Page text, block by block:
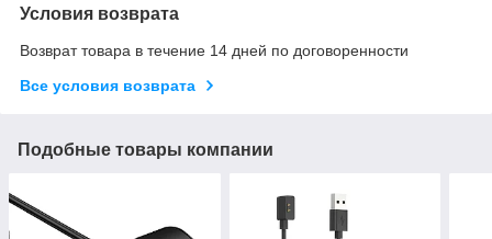
Условия возврата
Возврат товара в течение 14 дней по договоренности
Все условия возврата
Подобные товары компании